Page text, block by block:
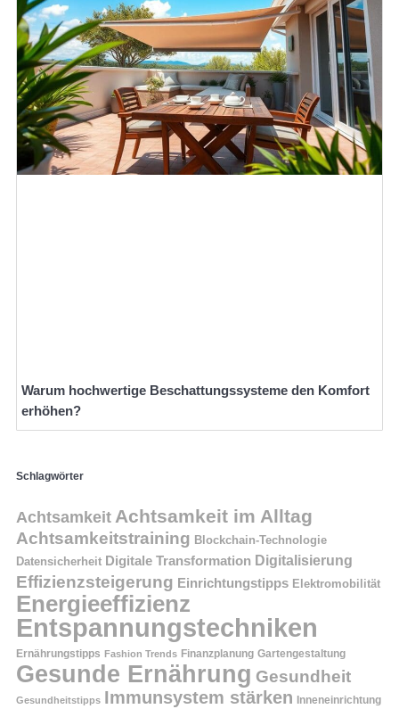
Warum hochwertige Beschattungssysteme den Komfort
erhöhen?
Schlagwörter
Achtsamkeit Achtsamkeit im Alltag
Achtsamkeitstraining Blockchain-Technologie
Datensicherheit Digitale Transformation Digitalisierung
Effizienzsteigerung Einrichtungstipps Elektromobilität
Energieeffizienz
Entspannungstechniken
Ernährungstipps Fashion Trends Finanzplanung Gartengestaltung
Gesunde Ernährung Gesundheit
Gesundheitstipps Immunsystem stärken Inneneinrichtung